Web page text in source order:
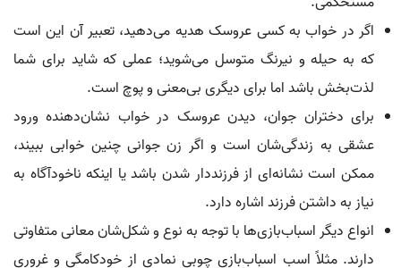
اگر در خواب به کسی عروسک هدیه می‌دهید، تعبیر آن این است
که به حیله و نیرنگ متوسل می‌شوید؛ عملی که شاید برای شما
لذت‌بخش باشد اما برای دیگری بی‌معنی و پوچ است.
برای دختران جوان، دیدن عروسک در خواب نشان‌دهنده ورود
عشقی به زندگی‌شان است و اگر زن جوانی چنین خوابی ببیند،
ممکن است نشانه‌ای از فرزنددار شدن باشد یا اینکه ناخودآگاه به
نیاز به داشتن فرزند اشاره دارد.
انواع دیگر اسباب‌بازی‌ها با توجه به نوع و شکل‌شان معانی متفاوتی
دارند. مثلاً اسب اسباب‌بازی چوبی نمادی از خودکامگی و غروری